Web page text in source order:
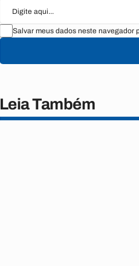
Salvar meus dados neste navegador
Leia Também